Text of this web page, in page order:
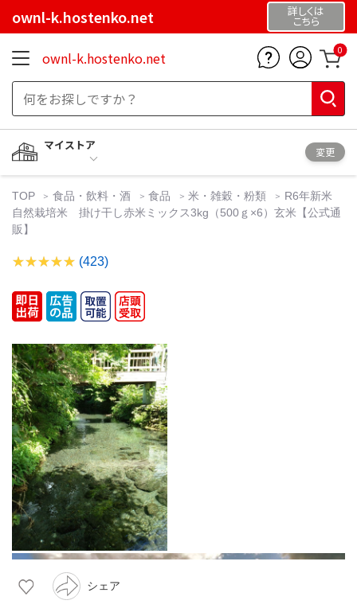
ownl-k.hostenko.net 詳しくは
こちら
ownl-k.hostenko.net 0
マイストア
変更
TOP 食品・飲料・酒 食品 米・雑穀・粉類
R6年新米
自然栽培米 掛け干し赤米ミックス3kg（500ｇ×6）玄米【公式通
販】
(423)
シェア